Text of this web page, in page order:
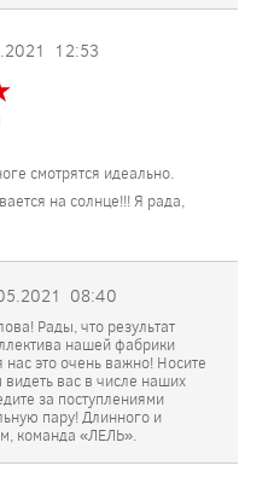
12:53
смотрятся идеально.
на солнце!!! Я рада,
08:40
Рады, что результат
нашей фабрики
это очень важно! Носите
вас в числе наших
за поступлениями
пару! Длинного и
команда «ЛЕЛЬ».